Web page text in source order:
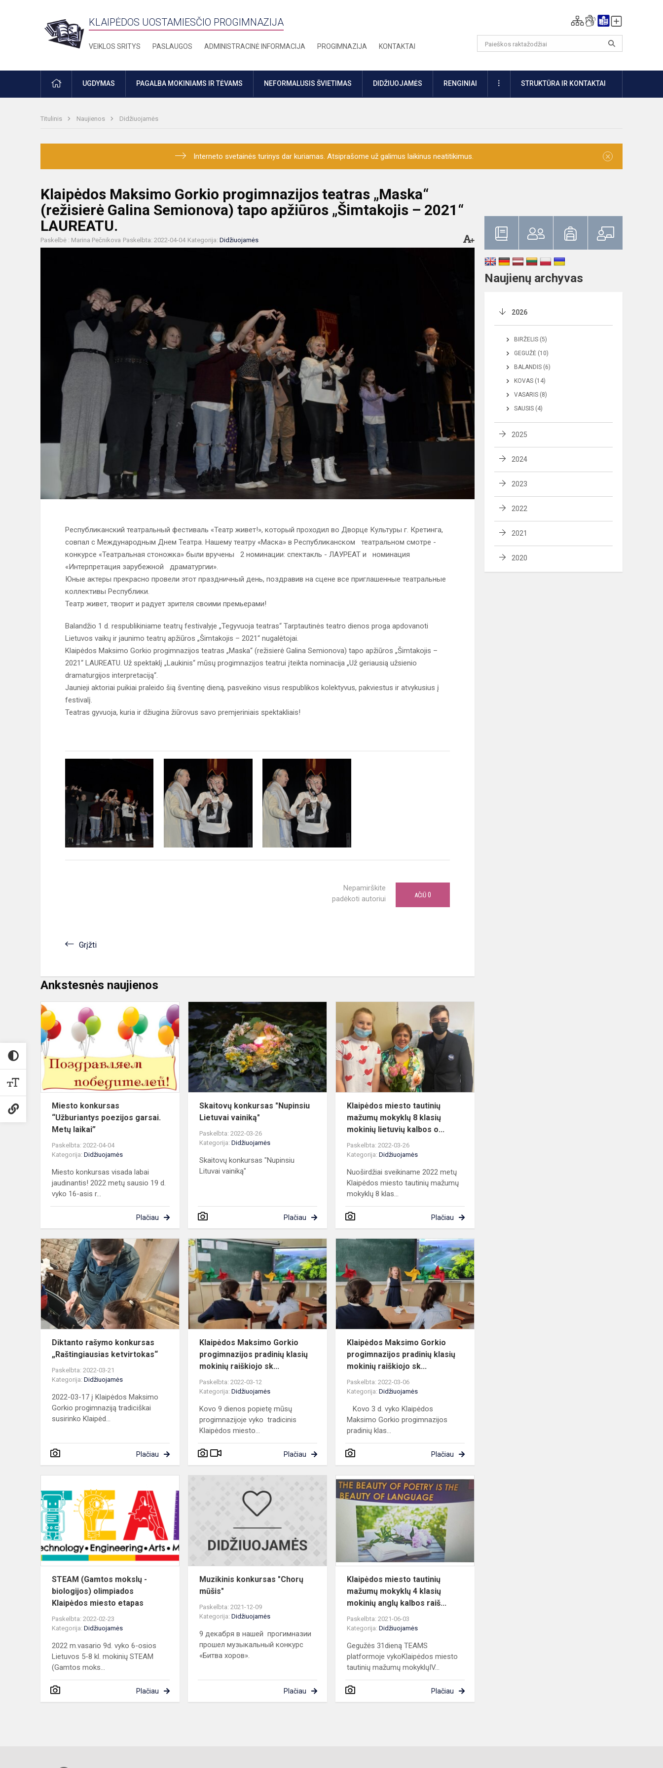
KLAIPĖDOS UOSTAMIESČIO PROGIMNAZIJA
VEIKLOS SRITYS PASLAUGOS ADMINISTRACINĖ INFORMACIJA PROGIMNAZIJA KONTAKTAI
PRADŽIAUGDYMAS PAGALBA MOKINIAMS IR TĖVAMS NEFORMALUSIS ŠVIETIMAS DIDŽIUOJAMĖS RENGINIAI DAUGIAUSTRUKTŪRA IR KONTAKTAI
Titulinis Naujienos Didžiuojamės
Interneto svetainės turinys dar kuriamas. Atsiprašome už galimus laikinus neatitikimus. ×
Klaipėdos Maksimo Gorkio progimnazijos teatras „Maska“
(režisierė Galina Semionova) tapo apžiūros „Šimtakojis – 2021“
LAUREATU.
Paskelbė : Marina Pečnikova Paskelbta: 2022-04-04 Kategorija: Didžiuojamės
Республиканский театральный фестиваль «Театр живет!», который проходил во Дворце Культуры г. Кретинга,
совпал с Международным Днем Театра. Нашему театру «Маска» в Республиканском театральном смотре -
конкурсе «Театральная стоножка» были вручены 2 номинации: cпектакль - ЛАУРЕАТ и номинация
«Интерпретация зарубежной драматургии».
Юные актеры прекрасно провели этот праздничный день, поздравив на сцене все приглашенные театральные
коллективы Республики.
Театр живет, творит и радует зрителя своими премьерами!
Balandžio 1 d. respublikiniame teatrų festivalyje „Tegyvuoja teatras“ Tarptautinės teatro dienos proga apdovanoti
Lietuvos vaikų ir jaunimo teatrų apžiūros „Šimtakojis – 2021“ nugalėtojai.
Klaipėdos Maksimo Gorkio progimnazijos teatras „Maska“ (režisierė Galina Semionova) tapo apžiūros „Šimtakojis –
2021“ LAUREATU. Už spektaklį „Laukinis“ mūsų progimnazijos teatrui įteikta nominacija „Už geriausią užsienio
dramaturgijos interpretaciją“.
Jaunieji aktoriai puikiai praleido šią šventinę dieną, pasveikino visus respublikos kolektyvus, pakviestus ir atvykusius į
festivalį.
Teatras gyvuoja, kuria ir džiugina žiūrovus savo premjeriniais spektakliais!
Nepamirškite
padėkoti autoriui
AČIŪ 0
Grįžti
Ankstesnės naujienos
Miesto
konkursas
“Užburiantys
poezijos
garsai.
Metų
laikai”
Miesto konkursas
“Užburiantys poezijos garsai.
Metų laikai”
Paskelbta: 2022-04-04
Kategorija: Didžiuojamės
Miesto konkursas visada labai
jaudinantis! 2022 metų sausio 19 d.
vyko 16-asis r...
Plačiau
konkursas
"Nupinsiu
Lietuvai
vainiką"
Skaitovų konkursas "Nupinsiu
Lietuvai vainiką"
Paskelbta: 2022-03-26
Kategorija:Didžiuojamės
Skaitovų konkursas "Nupinsiu
Lituvai vainiką"
Plačiau
Klaipėdos miesto tautinių
mažumų mokyklų 8 klasių
mokinių lietuvių kalbos o...
Paskelbta: 2022-03-26
Kategorija:Didžiuojamės
Nuoširdžiai sveikiname 2022 metų
Klaipėdos miesto tautinių mažumų
mokyklų 8 klas...
Plačiau
Diktanto
rašymo
konkursas
„Raštingiausias
ketvirtokas“
Diktanto rašymo konkursas
„Raštingiausias ketvirtokas“
Paskelbta: 2022-03-21
Kategorija: Didžiuojamės
2022-03-17 į Klaipėdos Maksimo
Gorkio progimnaziją tradiciškai
susirinko Klaipėd...
Plačiau
Klaipėdos
Maksimo
Gorkio
progimnazijos
pradinių
klasių
moki...
Klaipėdos Maksimo Gorkio
progimnazijos pradinių klasių
mokinių raiškiojo sk...
Paskelbta: 2022-03-12
Kategorija:Didžiuojamės
Kovo 9 dienos popietę mūsų
progimnazijoje vyko tradicinis
Klaipėdos miesto...
Plačiau
Maksimo
Gorkio
progimnazijos
klasių
moki...
Klaipėdos Maksimo Gorkio
progimnazijos pradinių klasių
mokinių raiškiojo sk...
Paskelbta: 2022-03-06
Kategorija:Didžiuojamės
Kovo 3 d. vyko Klaipėdos
Maksimo Gorkio progimnazijos
pradinių klas...
Plačiau
(Gamtos
olimpiados
Klaipėdos
mie...
STEAM (Gamtos mokslų -
biologijos) olimpiados
Klaipėdos miesto etapas
Paskelbta: 2022-02-23
Kategorija: Didžiuojamės
2022 m.vasario 9d. vyko 6-osios
Lietuvos 5-8 kl. mokinių STEAM
(Gamtos moks...
Plačiau
Muzikinis
konkursas
Muzikinis konkursas "Chorų
mūšis"
Paskelbta: 2021-12-09
Kategorija:Didžiuojamės
9 декабря в нашей прогимназии
прошел музыкальный конкурс
«Битва хоров».
Plačiau
Klaipėdos
tautinių
mokinių
Klaipėdos miesto tautinių
mažumų mokyklų 4 klasių
mokinių anglų kalbos raiš...
Paskelbta: 2021-06-03
Kategorija:Didžiuojamės
Gegužės 31dieną TEAMS
platformoje vykoKlaipėdos miesto
tautinių mažumų mokyklųIV...
Plačiau
Naujienų archyvas
2026
BIRŽELIS (5)
GEGUŽĖ (10)
BALANDIS (6)
KOVAS (14)
VASARIS (8)
SAUSIS (4)
2025
2024
2023
2022
2021
2020